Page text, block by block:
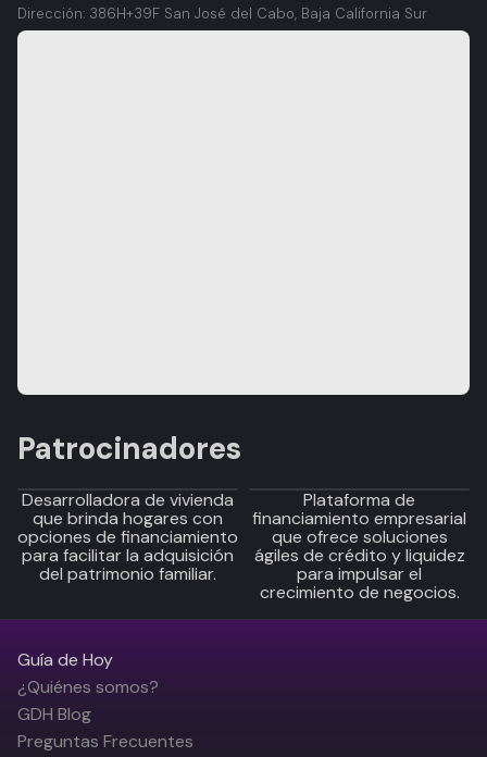
Dirección: 386H+39F San José del Cabo, Baja California Sur
Patrocinadores
Desarrolladora de vivienda
que brinda hogares con
opciones de financiamiento
para facilitar la adquisición
del patrimonio familiar.
Plataforma de
financiamiento empresarial
que ofrece soluciones
ágiles de crédito y liquidez
para impulsar el
crecimiento de negocios.
Guía de Hoy
¿Quiénes somos?
GDH Blog
Preguntas Frecuentes